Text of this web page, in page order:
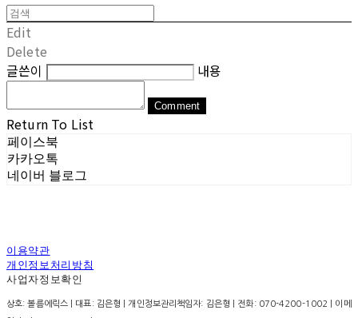
Edit
Delete
글쓴이
내용
Comment
Return To List
페이스북
카카오톡
네이버 블로그
이용약관
개인정보처리방침
사업자정보확인
상호: 볼름에릭스 | 대표: 김은형 | 개인정보관리책임자: 김은형 | 전화: 070-4200-1002 | 이메